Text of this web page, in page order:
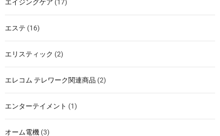
エイジングケア (17)
エステ (16)
エリスティック (2)
エレコム テレワーク関連商品 (2)
エンターテイメント (1)
オーム電機 (3)